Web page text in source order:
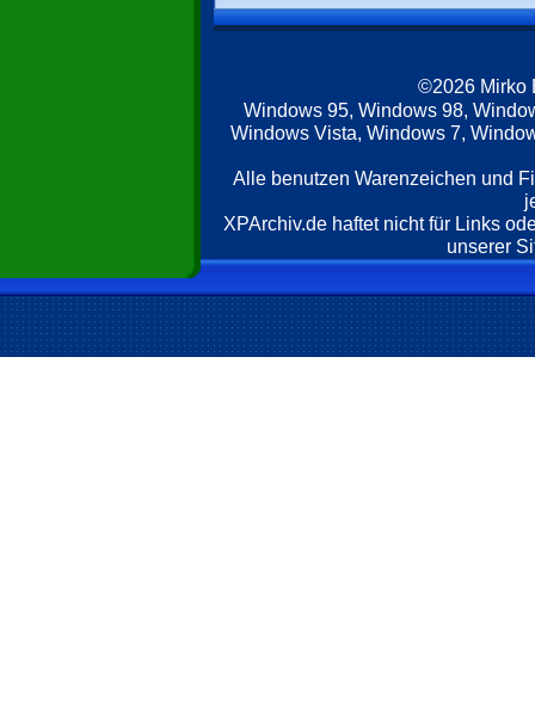
©2026 Mirko
Windows 95, Windows 98,
Windows Vista, Windows 7,
Alle benutzen Warenzeichen und
XPArchiv.de haftet nicht für Links
unserer